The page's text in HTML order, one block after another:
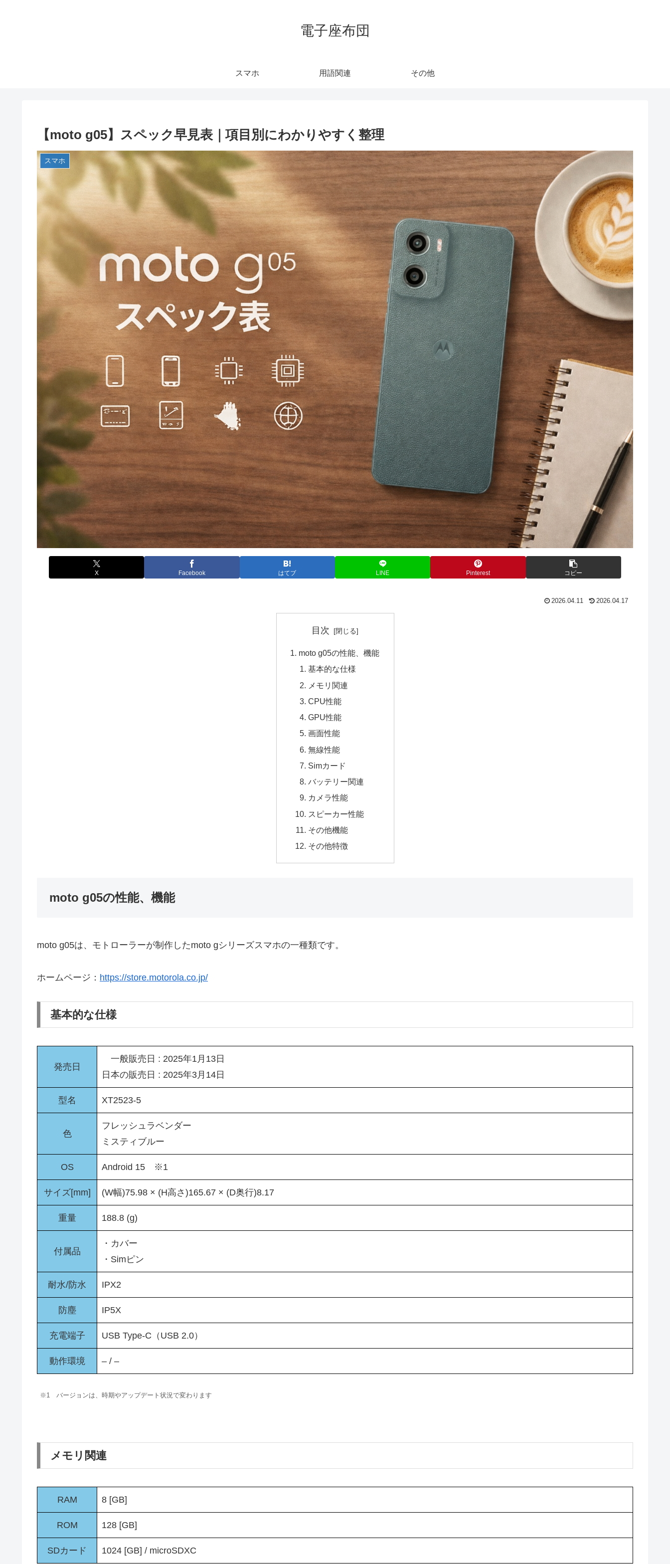
電子座布団
スマホ 用語関連 その他
【moto g05】スペック早見表｜項目別にわかりやすく整理
スマホ
X Facebook はてブ LINE Pinterest コピー
2026.04.11 2026.04.17
目次
moto g05の性能、機能
基本的な仕様
メモリ関連
CPU性能
GPU性能
画面性能
無線性能
Simカード
バッテリー関連
カメラ性能
スピーカー性能
その他機能
その他特徴
moto g05の性能、機能
moto g05は、モトローラーが制作したmoto gシリーズスマホの一種類です。
ホームページ： https://store.motorola.co.jp/
基本的な仕様
発売日
一般販売日 : 2025年1月13日
日本の販売日 : 2025年3月14日
型名 XT2523-5
色
フレッシュラベンダー
ミスティブルー
OS Android 15 ※1
サイズ[mm] (W幅)75.98 × (H高さ)165.67 × (D奥行)8.17
重量 188.8 (g)
付属品
・カバー
・Simピン
耐水/防水 IPX2
防塵 IP5X
充電端子 USB Type-C（USB 2.0）
動作環境 – / –
※1 バージョンは、時期やアップデート状況で変わります
メモリ関連
RAM 8 [GB]
ROM 128 [GB]
SDカード 1024 [GB] / microSDXC